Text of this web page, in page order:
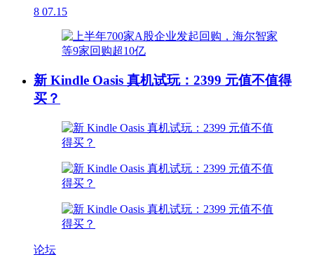
8 07.15
新 Kindle Oasis 真机试玩：2399 元值不值得
买？
论坛